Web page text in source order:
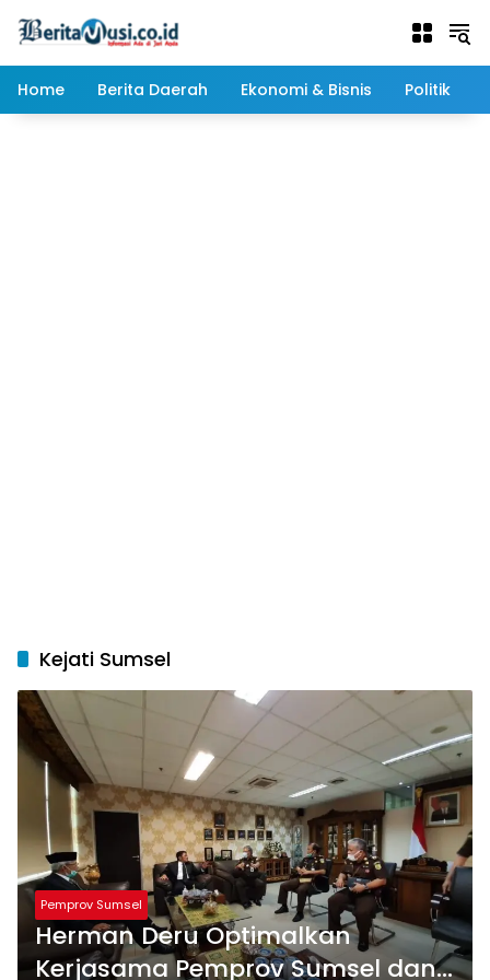
Home
Berita Daerah Ekonomi & Bisnis Politik
Kejati Sumsel
Pemprov Sumsel
Herman Deru Optimalkan
Kerjasama Pemprov Sumsel dan